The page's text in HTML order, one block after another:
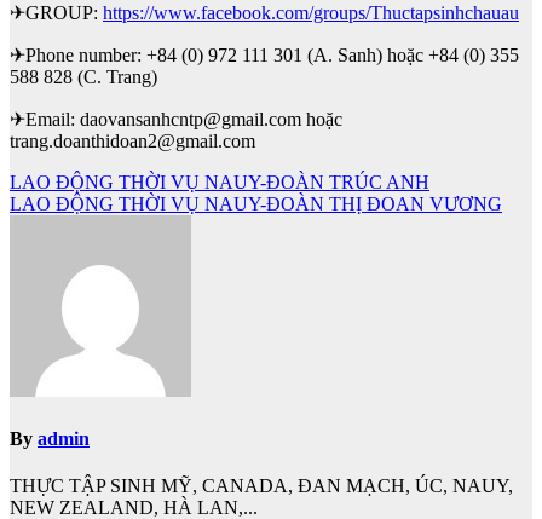
✈GROUP: https://www.facebook.com/groups/Thuctapsinhchauau
✈Phone number: +84 (0) 972 111 301 (A. Sanh) hoặc +84 (0) 355
588 828 (C. Trang)
✈Email: daovansanhcntp@gmail.com hoặc
trang.doanthidoan2@gmail.com
Điều
hướng
LAO ĐỘNG THỜI VỤ NAUY-ĐOÀN TRÚC ANH
LAO ĐỘNG THỜI VỤ NAUY-ĐOÀN THỊ ĐOAN VƯƠNG
By admin
THỰC TẬP SINH MỸ, CANADA, ĐAN MẠCH, ÚC, NAUY,
NEW ZEALAND, HÀ LAN,...